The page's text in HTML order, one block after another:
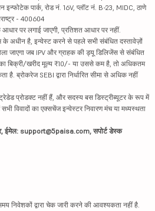
पार्क, रोड नं. 16V, प्लॉट नं. B-23, MIDC, ठाणे
- 400604
पर लगाई जाएगी, प्रतिशत आधार पर नहीं.
के अधीन है, इन्वेस्ट करने से पहले सभी संबंधित दस्तावेज़ों
जाएगा जब IPV और ग्राहक की ड्यू डिलिजेंस से संबंधित
का बिक्री/खरीद मूल्य ₹10/- या उससे कम है, तो अधिकतम
ब्रोकरेज SEBI द्वारा निर्धारित सीमा से अधिक नहीं
प्रोडक्ट नहीं हैं, और सदस्य बस डिस्ट्रीब्यूटर के रूप में
विवादों का एक्सचेंज इन्वेस्टर निवारण मंच या मध्यस्थता
ईमेल: support@5paisa.com, सपोर्ट डेस्क
निवेशकों द्वारा चेक जारी करने की आवश्यकता नहीं है.